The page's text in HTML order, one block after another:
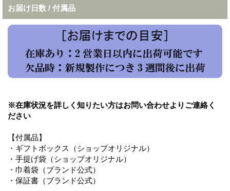
お届け日数 / 付属品
※在庫状況を詳しく知りたい方はお問い合わせよりご連絡く
ださい
【付属品】
・ギフトボックス（ショップオリジナル）
・手提げ袋（ショップオリジナル）
・巾着袋（ブランド公式）
・保証書（ブランド公式）